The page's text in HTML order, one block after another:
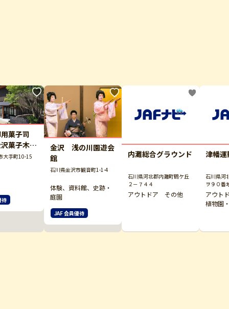
菓子司
菓子木型
大手町10-15
待
金沢 浅の川園遊会
館
石川県金沢市観音町1-1-4
体験、資料館、史跡・
庭園
JAF 会員優待
内灘総合グラウンド
石川県河北郡内灘町鶴ケ丘
２－７４４
アウトドア その他
津幡
石川県
ヲ９０番
アウト
植物園